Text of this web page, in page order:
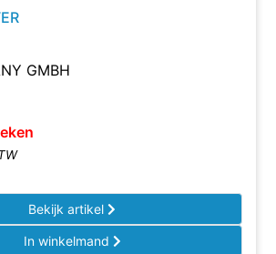
GMBH
Bekijk artikel
In winkelmand